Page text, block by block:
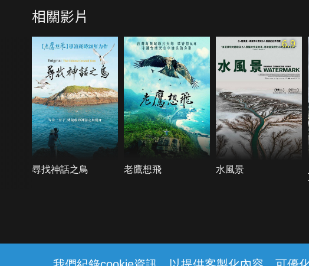
相關影片
尋找神話之鳥 老鷹想飛
6.9
水風景